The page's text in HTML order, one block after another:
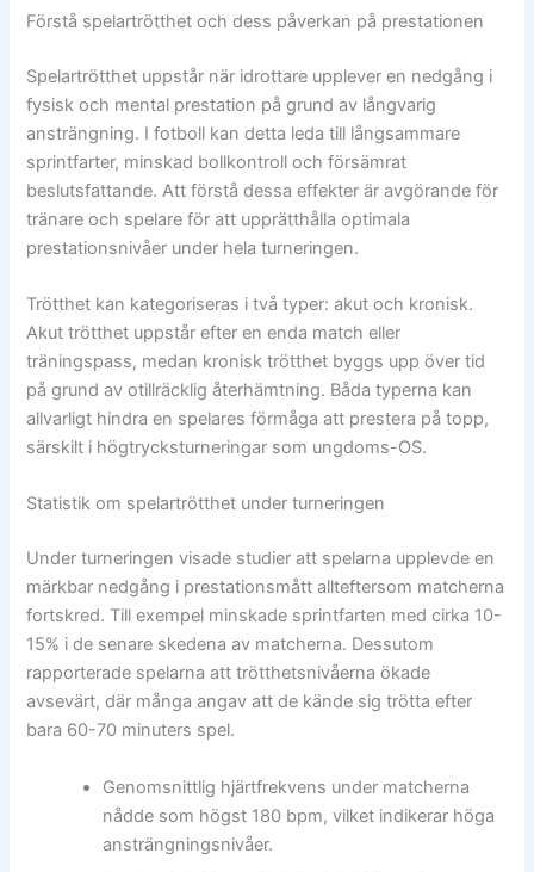
Förstå spelartrötthet och dess påverkan på prestationen
Spelartrötthet uppstår när idrottare upplever en nedgång i
fysisk och mental prestation på grund av långvarig
ansträngning. I fotboll kan detta leda till långsammare
sprintfarter, minskad bollkontroll och försämrat
beslutsfattande. Att förstå dessa effekter är avgörande för
tränare och spelare för att upprätthålla optimala
prestationsnivåer under hela turneringen.
Trötthet kan kategoriseras i två typer: akut och kronisk.
Akut trötthet uppstår efter en enda match eller
träningspass, medan kronisk trötthet byggs upp över tid
på grund av otillräcklig återhämtning. Båda typerna kan
allvarligt hindra en spelares förmåga att prestera på topp,
särskilt i högtrycksturneringar som ungdoms-OS.
Statistik om spelartrötthet under turneringen
Under turneringen visade studier att spelarna upplevde en
märkbar nedgång i prestationsmått allteftersom matcherna
fortskred. Till exempel minskade sprintfarten med cirka 10-
15% i de senare skedena av matcherna. Dessutom
rapporterade spelarna att trötthetsnivåerna ökade
avsevärt, där många angav att de kände sig trötta efter
bara 60-70 minuters spel.
Genomsnittlig hjärtfrekvens under matcherna
nådde som högst 180 bpm, vilket indikerar höga
ansträngningsnivåer.